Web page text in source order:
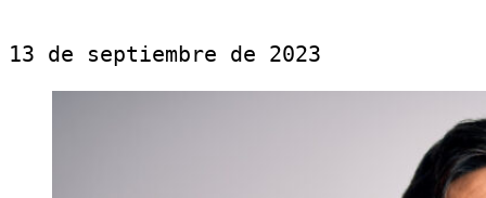
13 de septiembre de 2023